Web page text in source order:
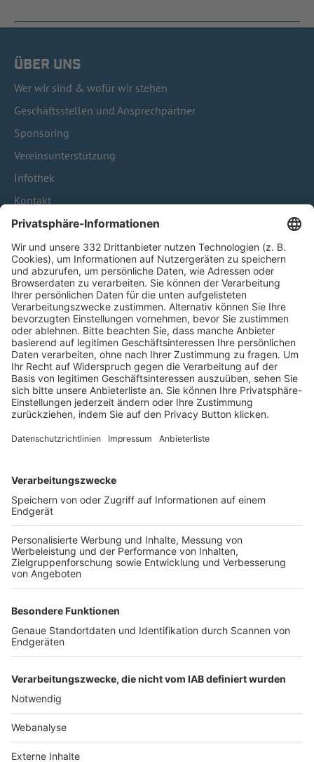
ÜBER UNS
Wer wir sind & wofür wir stehen
Geschäftsstellen und Ansprechpartner
Sponsoring
Vereinsunterstützung
Infothek
Kontakt
HÄUFIG BESUCHTE SEITEN
Pässe und Vereinswechsel
Trainerausbildung
Schulungsangebot Vereinsmitarbeiter
BFV-Geschäftsstellen
Trainerbörse
Login SpielPlus
FOLGE DEM BFV
TOP-VEREINE
TOP-PARTNER
Nutzungsbedingungen Datenschutz Impressum